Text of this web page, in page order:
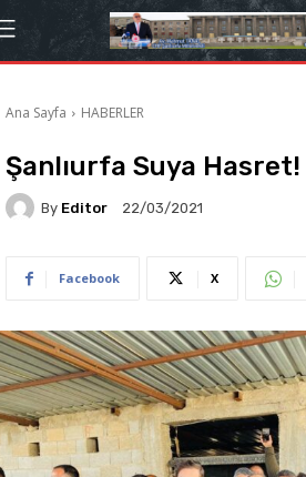
Ana Sayfa HABERLER
Şanlıurfa Suya Hasret!
By Editor 22/03/2021
Facebook X